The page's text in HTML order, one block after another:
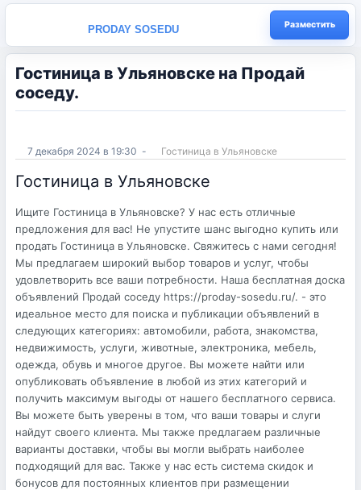
PRODAY SOSEDU Разместить
Гостиница в Ульяновске на Продай
соседу.
7 декабря 2024 в 19:30 - Гостиница в Ульяновске
Гостиница в Ульяновске
Ищите Гостиница в Ульяновске? У нас есть отличные
предложения для вас! Не упустите шанс выгодно купить или
продать Гостиница в Ульяновске. Свяжитесь с нами сегодня!
Мы предлагаем широкий выбор товаров и услуг, чтобы
удовлетворить все ваши потребности. Наша бесплатная доска
объявлений Продай соседу https://proday-sosedu.ru/. - это
идеальное место для поиска и публикации объявлений в
следующих категориях: автомобили, работа, знакомства,
недвижимость, услуги, животные, электроника, мебель,
одежда, обувь и многое другое. Вы можете найти или
опубликовать объявление в любой из этих категорий и
получить максимум выгоды от нашего бесплатного сервиса.
Вы можете быть уверены в том, что ваши товары и слуги
найдут своего клиента. Мы также предлагаем различные
варианты доставки, чтобы вы могли выбрать наиболее
подходящий для вас. Также у нас есть система скидок и
бонусов для постоянных клиентов при размещении